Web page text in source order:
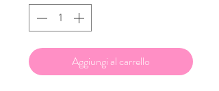
Aggiungi al carrello